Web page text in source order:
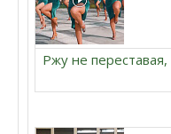
Ржу не